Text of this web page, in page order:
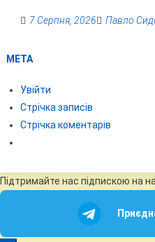
7 Серпня, 2026 Павло
МЕТА
Увійти
Стрічка записів
Стрічка коментарів
Підтримайте нас підпискою на